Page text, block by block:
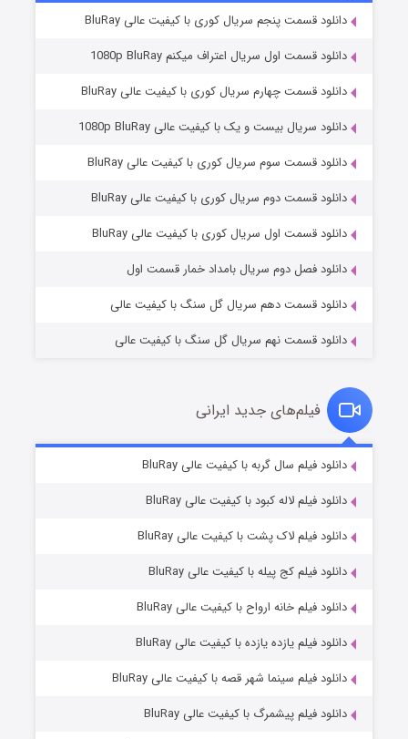
وستی ها
قسمت۱ (زیرنویس) منتشر شد
قسمت۶ (زیرنویس) منتشر شد
دانلود قسمت پنجم سریال کوری با کیفیت عالی BluRay
دانلود قسمت اول سریال اعتراف میکنم 1080p BluRay
دانلود قسمت چهارم سریال کوری با کیفیت عالی BluRay
دانلود سریال بیست و یک با کیفیت عالی 1080p BluRay
دانلود قسمت سوم سریال کوری با کیفیت عالی BluRay
دانلود قسمت دوم سریال کوری با کیفیت عالی BluRay
دانلود قسمت اول سریال کوری با کیفیت عالی BluRay
دانلود فصل دوم سریال بامداد خمار قسمت اول
دانلود قسمت دهم سریال گل سنگ با کیفیت عالی
دانلود قسمت نهم سریال گل سنگ با کیفیت عالی
فیلم‌های جدید ایرانی
دانلود فیلم سال گربه با کیفیت عالی BluRay
دانلود فیلم لاله کبود با کیفیت عالی BluRay
دانلود فیلم لاک پشت با کیفیت عالی BluRay
دانلود فیلم کج‌ پیله با کیفیت عالی BluRay
دانلود فیلم خانه ارواح با کیفیت عالی BluRay
دانلود فیلم یازده یازده با کیفیت عالی BluRay
دانلود فیلم سینما شهر قصه با کیفیت عالی BluRay
دانلود فیلم پیشمرگ با کیفیت عالی BluRay